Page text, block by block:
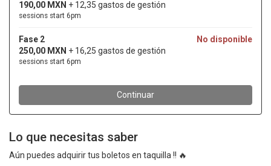
Lo que necesitas saber
Aún puedes adquirir tus boletos en taquilla !! 🔥